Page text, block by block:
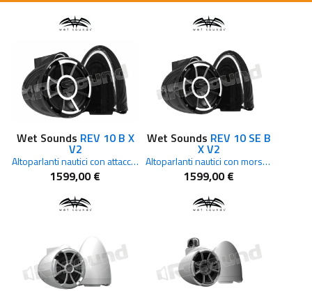
Wet Sounds REV 10 B X
V2
Altoparlanti nautici con attacco a X Nero
1599,00 €
Wet Sounds REV 10 SE B
X V2
Altoparlanti nautici con morsetto fisso Nero
1599,00 €